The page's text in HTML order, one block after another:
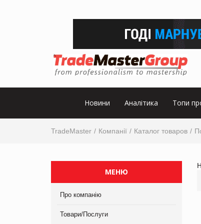
Новини Аналітика Топи
TradeMaster Компанії Каталог товаров
МЕНЮ
Про компанію
Товари/Послуги